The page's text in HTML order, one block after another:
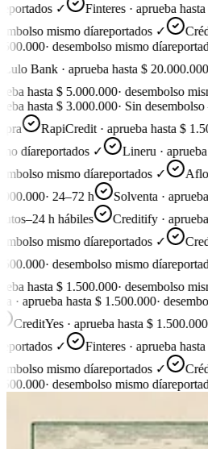
✓
Finteres · aprueba hasta
mismo díareportados ✓
·desembolso mismo día
Bank · aprueba hasta $ 20.000.000
hasta $ 5.000.000·desembolso
hasta $ 3.000.000·Sin desembolso
RapiCredit · aprueba hasta $
díareportados ✓ Lineru · aprueba
mismo díareportados ✓
·24–72 h Solventa ·
h hábiles
Creditify · aprueba
mismo díareportados ✓
·desembolso mismo día
hasta $ 1.500.000·desembolso
· aprueba hasta $ 1.500.000·
CreditYes · aprueba hasta $ 1.500.000
✓
Finteres · aprueba hasta
mismo díareportados ✓
·desembolso mismo día